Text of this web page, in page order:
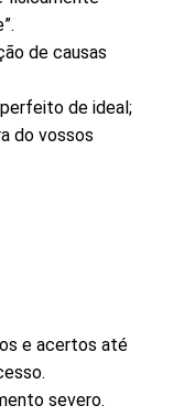
de causas
de ideal;
do vossos
e acertos até
severo.